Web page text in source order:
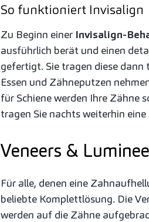
So funktioniert Invisalign
Zu Beginn einer Invisalign-
ausführlich berät und einen
gefertigt. Sie tragen diese dann
Essen und Zähneputzen
für Schiene werden Ihre Zähne
tragen Sie nachts weiterhin
Veneers &
Für alle, denen eine
beliebte Komplettlösung. Die
werden auf die Zähne